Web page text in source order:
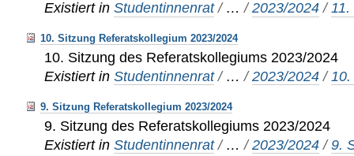
Existiert in Studentinnenrat / …/2023/2024 /11.
10. Sitzung Referatskollegium 2023/2024
10. Sitzung des Referatskollegiums 2023/2024
Existiert in Studentinnenrat / …/2023/2024 /
9. Sitzung Referatskollegium 2023/2024
9. Sitzung des Referatskollegiums 2023/2024
Existiert in Studentinnenrat / …/2023/2024 /9.